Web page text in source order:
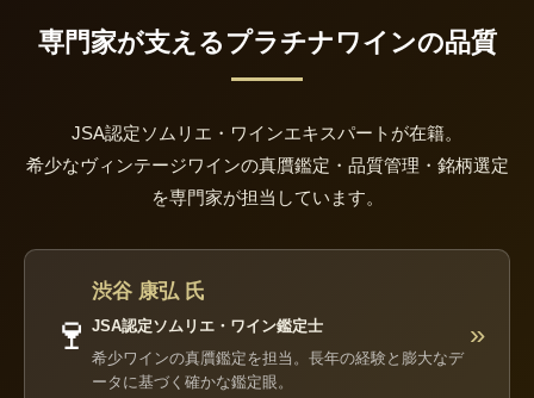
専門家が支えるプラチナワインの品質
JSA認定ソムリエ・ワインエキスパートが在籍。
希少なヴィンテージワインの真贋鑑定・品質管理・銘柄選定
を専門家が担当しています。
🍷
渋谷 康弘 氏
JSA認定ソムリエ・ワイン鑑定士
希少ワインの真贋鑑定を担当。長年の経験と膨大なデ
ータに基づく確かな鑑定眼。
»